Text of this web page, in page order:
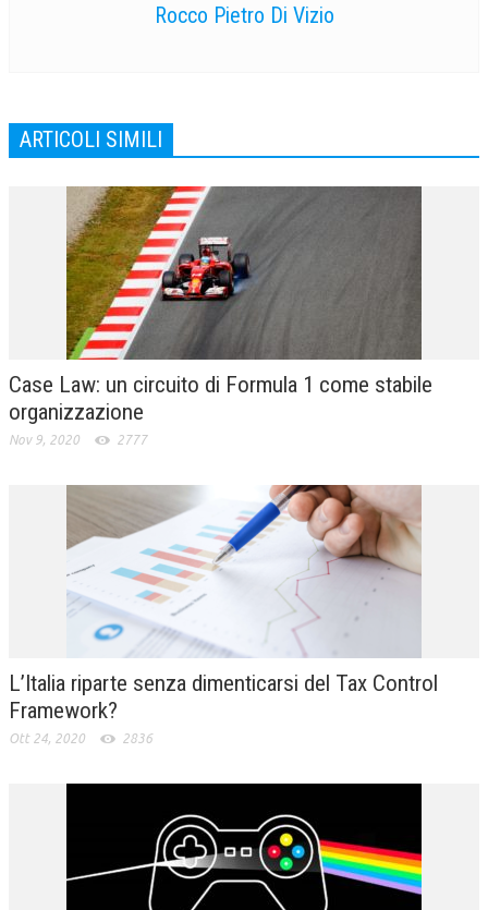
Rocco Pietro Di Vizio
ARTICOLI SIMILI
Case Law: un circuito di Formula 1 come stabile
organizzazione
Nov 9, 2020 2777
L’Italia riparte senza dimenticarsi del Tax Control
Framework?
Ott 24, 2020 2836